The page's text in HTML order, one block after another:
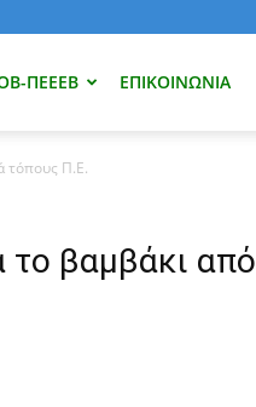
ΠΕΕΕΒ ΕΠΙΚΟΙΝΩΝΊΑ
τόπους Π.Ε.
το βαμβάκι από